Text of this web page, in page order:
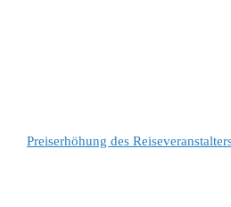
Preiserhöhung des